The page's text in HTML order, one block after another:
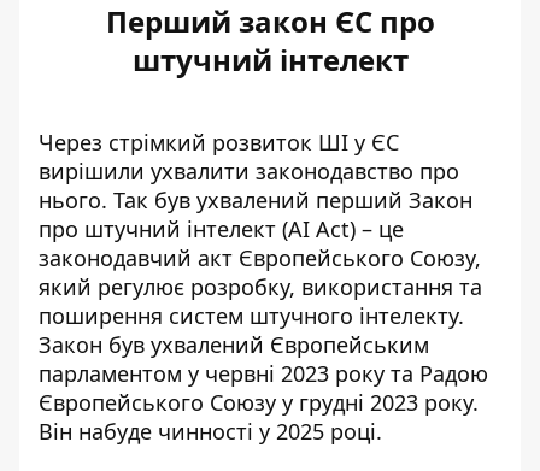
Перший закон ЄС про
штучний інтелект
Через стрімкий розвиток ШІ у ЄС
вирішили ухвалити законодавство про
нього. Так був ухвалений перший Закон
про штучний інтелект (AI Act) – це
законодавчий акт Європейського Союзу,
який регулює розробку, використання та
поширення систем штучного інтелекту.
Закон був ухвалений Європейським
парламентом у червні 2023 року та Радою
Європейського Союзу у грудні 2023 року.
Він набуде чинності у 2025 році.